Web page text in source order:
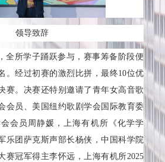
领导致辞
全所学子踊跃参与，赛事筹备阶段便
。经过初赛的激烈比拼，最终10位优
赛。决赛还特别邀请了青年女高音歌
会员、美国纽约歌剧学会国际教育委
会员周静媛，上海有机所《化学学
乐团萨克斯声部长杨侠，中国科学院
赛冠军得主李怀远，上海有机所2025